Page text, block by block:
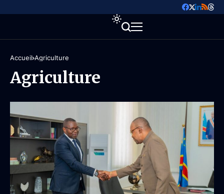
Accueil Agriculture
Agriculture